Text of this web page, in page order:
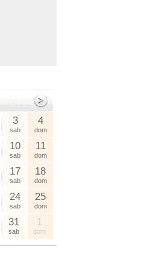
3
sab
4
dom
10
sab
11
dom
17
sab
18
dom
24
sab
25
dom
31
sab
1
dom